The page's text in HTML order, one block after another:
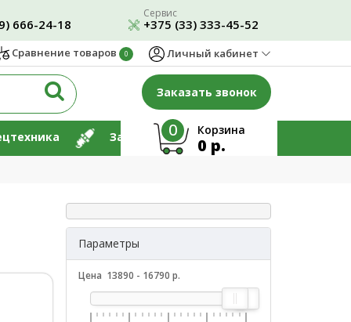
666-24-18
Сервис
+375 (33) 333-45-52
Сравнение товаров 0 Личный кабинет
Заказать звонок
Корзина
0
0 р.
Запчасти Ремонт
Параметры
Цена 13890 - 16790 р.